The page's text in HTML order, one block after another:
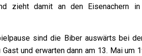
zieht damit an den Eisenachern
sind die Biber auswärts bei
und erwarten dann am 13. Mai um